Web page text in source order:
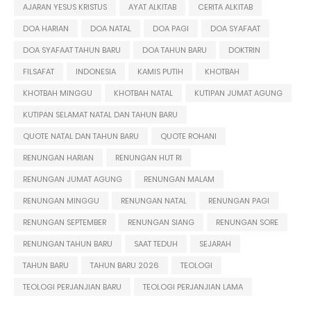
AJARAN YESUS KRISTUS AYAT ALKITAB
CERITA ALKITAB
DOA HARIAN
DOA NATAL DOA PAGI
DOA SYAFAAT
DOA SYAFAAT TAHUN BARU
DOA TAHUN BARU
DOKTRIN
FILSAFAT
INDONESIA KAMIS PUTIH
KHOTBAH
KHOTBAH MINGGU
KHOTBAH NATAL
KUTIPAN JUMAT AGUNG
KUTIPAN SELAMAT NATAL DAN TAHUN BARU
QUOTE NATAL DAN TAHUN BARU
QUOTE ROHANI
RENUNGAN HARIAN
RENUNGAN HUT RI
RENUNGAN JUMAT AGUNG
RENUNGAN MALAM
RENUNGAN MINGGU
RENUNGAN NATAL
RENUNGAN PAGI
RENUNGAN SEPTEMBER
RENUNGAN SIANG
RENUNGAN SORE
RENUNGAN TAHUN BARU
SAAT TEDUH
SEJARAH
TAHUN BARU
TAHUN BARU 2026
TEOLOGI
TEOLOGI PERJANJIAN BARU
TEOLOGI PERJANJIAN LAMA